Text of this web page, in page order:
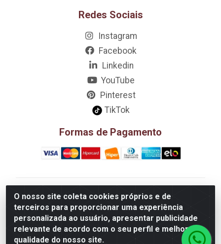
O nosso site coleta cookies próprios e de
terceiros para proporcionar uma experiência
personalizada ao usuário, apresentar publicidade
relevante de acordo com o seu perfil e melhorar a
qualidade do nosso site.
Redes Sociais
Instagram
Facebook
Linkedin
YouTube
Pinterest
TikTok
Formas de Pagamento
D&A Decoração e Ambientação LTDA - Rua Riachão,
807 – 3A, 4A, 5A, 12A, 14A - Muribeca, Jaboatão dos
Guararapes/PE - CEP 54.355-057 - CNPJ
08.749.430/0002-01